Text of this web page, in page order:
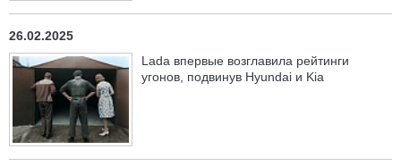
26.02.2025
Lada впервые возглавила рейтинги
угонов, подвинув Hyundai и Kia